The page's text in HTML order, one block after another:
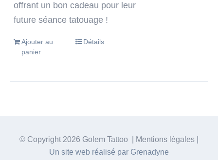
offrant un bon cadeau pour leur
future séance tatouage !
Ajouter au
panier
Détails
© Copyright 2026 Golem Tattoo | Mentions légales |
Un site web réalisé par Grenadyne